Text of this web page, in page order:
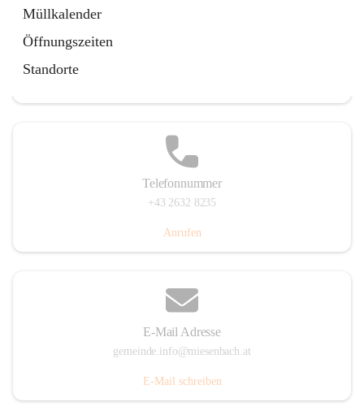
Müllkalender
Öffnungszeiten
Standorte
Telefonnummer
+43 2632 8235
Anrufen
E-Mail Adresse
gemeinde.info@miesenbach.at
E-Mail schreiben